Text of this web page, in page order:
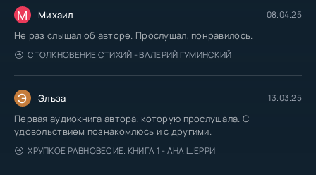
М Михаил 08.04.25
Не раз слышал об авторе. Прослушал, понравилось.
СТОЛКНОВЕНИЕ СТИХИЙ - ВАЛЕРИЙ ГУМИНСКИЙ
Э Эльза 13.03.25
Первая аудиокнига автора, которую прослушала. С
удовольствием познакомлюсь и с другими.
ХРУПКОЕ РАВНОВЕСИЕ. КНИГА 1 - АНА ШЕРРИ